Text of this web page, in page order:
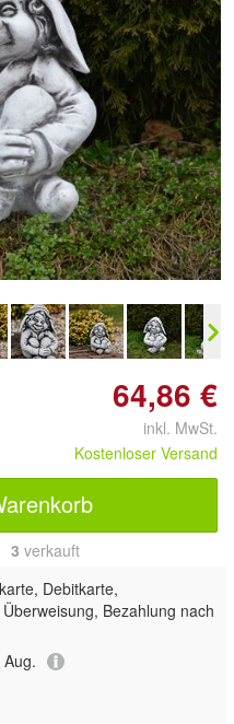
zum
64,86 €
inkl. MwSt.
Kostenloser Versand
3 verkauft
Debitkarte,
Bezahlung nach